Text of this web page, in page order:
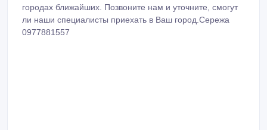
городах ближайших. Позвоните нам и уточните, смогут
ли наши специалисты приехать в Ваш город.Сережа
0977881557